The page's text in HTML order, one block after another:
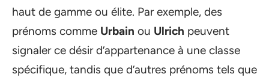
haut de gamme ou élite. Par exemple, des
prénoms comme Urbain ou Ulrich peuvent
signaler ce désir d’appartenance à une classe
spécifique, tandis que d’autres prénoms tels que